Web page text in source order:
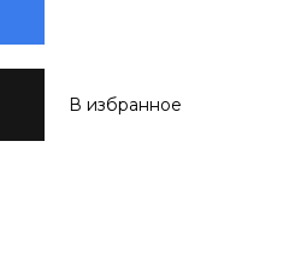
В избранное